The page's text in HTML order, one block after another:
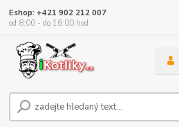
Eshop: +421 902 212 007
od 8:00 - do 16:00 hod